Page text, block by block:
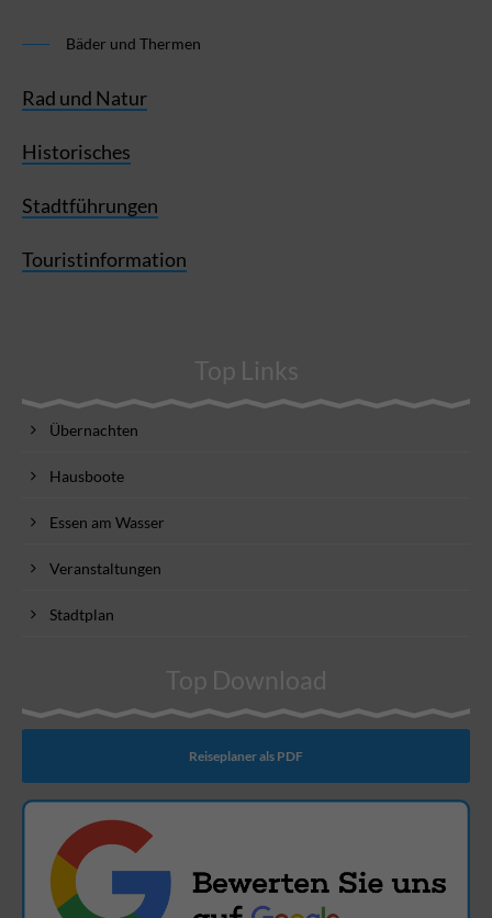
Bäder und Thermen
Rad und Natur
Historisches
Stadtführungen
Touristinformation
Top Links
Übernachten
Hausboote
Essen am Wasser
Veranstaltungen
Stadtplan
Top Download
Reiseplaner als PDF